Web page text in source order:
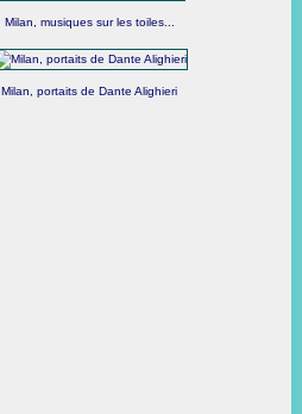
Milan, musiques sur les toiles...
Milan, portaits de Dante Alighieri